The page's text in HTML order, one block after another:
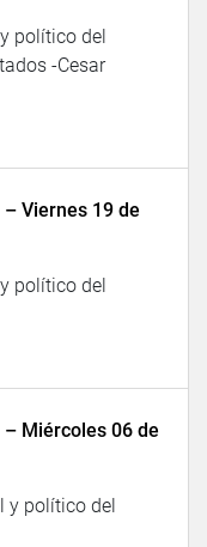
político del
-Cesar
Viernes 19 de
político del
Miércoles 06 de
y político del